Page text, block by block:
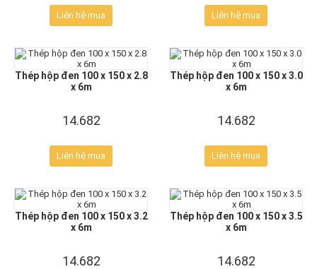
Liên hệ mua Liên hệ mua
Thép hộp đen 100 x 150 x 2.8
x 6m
14.682
Liên hệ mua
Thép hộp đen 100 x 150 x 3.0
x 6m
14.682
Liên hệ mua
Thép hộp đen 100 x 150 x 3.2
x 6m
14.682
Thép hộp đen 100 x 150 x 3.5
x 6m
14.682